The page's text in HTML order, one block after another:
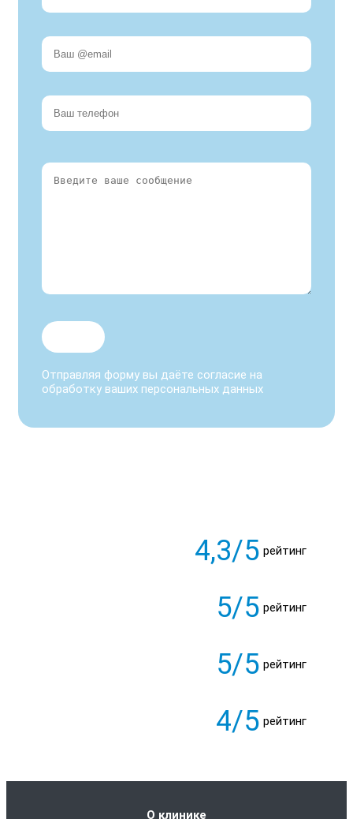
Отправляя форму вы даёте согласие на
обработку ваших персональных данных
4,3/5 рейтинг
5/5 рейтинг
5/5 рейтинг
4/5 рейтинг
О клинике